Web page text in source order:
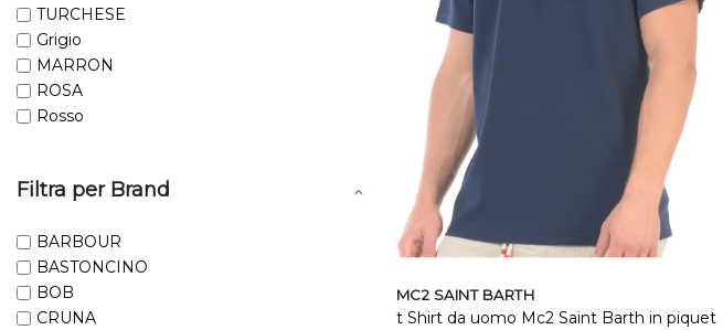
MC2 SAINT BARTH
t Shirt da uomo Mc2 Saint Barth in piquet
TURCHESE
Grigio
MARRON
ROSA
Rosso
Filtra per Brand
BARBOUR
BASTONCINO
BOB
CRUNA